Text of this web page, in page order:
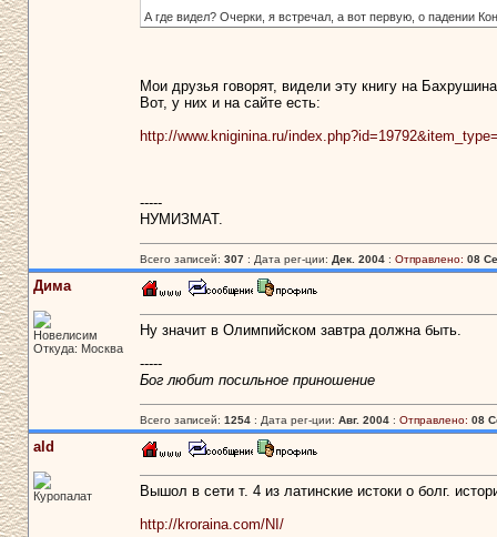
А где видел? Очерки, я встречал, а вот первую, о падении
Мои друзья говорят, видели эту книгу на
Вот, у них и на сайте есть:
http://www.kniginina.ru/
-----
НУМИЗМАТ.
Всего записей: 307: Дата рег-ции: Дек. 2004: Отправлено: 08
Дима
Новелисим
Откуда: Москва
Ну значит в Олимпийском завтра должна быть.
-----
Бог любит посильное приношение
Всего записей: 1254: Дата рег-ции: Авг. 2004: Отправлено: 08
ald
Куропалат
Вышол в сети т. 4 из латинские истоки о болг.
http://kroraina.com/NI/